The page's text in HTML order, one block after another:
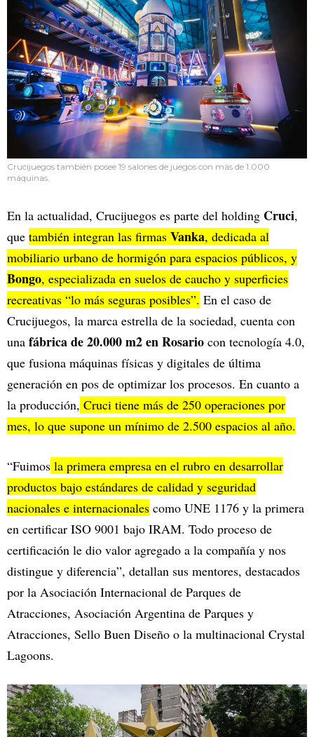
Crucijuegos también posee 19 salones de juegos con más de 1.000
máquinas.
En la actualidad, Crucijuegos es parte del holding Cruci,
que también integran las firmas Vanka, dedicada al
mobiliario urbano de hormigón para espacios públicos, y
Bongo, especializada en suelos de caucho y superficies
recreativas “lo más seguras posibles”. En el caso de
Crucijuegos, la marca estrella de la sociedad, cuenta con
una fábrica de 20.000 m2 en Rosario con tecnología 4.0,
que fusiona máquinas físicas y digitales de última
generación en pos de optimizar los procesos. En cuanto a
la producción, Cruci tiene más de 250 operaciones por
mes, lo que supone un mínimo de 2.500 espacios al año.
“Fuimos la primera empresa en el rubro en desarrollar
productos bajo estándares de calidad y seguridad
nacionales e internacionales como UNE 1176 y la primera
en certificar ISO 9001 bajo IRAM. Todo proceso de
certificación le dio valor agregado a la compañía y nos
distingue y diferencia”, detallan sus mentores, destacados
por la Asociación Internacional de Parques de
Atracciones, Asociación Argentina de Parques y
Atracciones, Sello Buen Diseño o la multinacional Crystal
Lagoons.